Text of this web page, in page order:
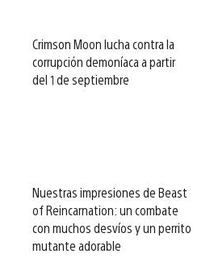
Crimson Moon lucha contra la
corrupción demoníaca a partir
del 1 de septiembre
Nuestras impresiones de Beast
of Reincarnation: un combate
con muchos desvíos y un perrito
mutante adorable